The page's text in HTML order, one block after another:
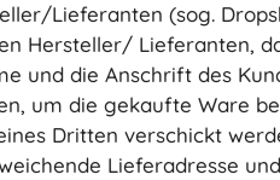
Lieferanten (sog.
Hersteller/ Lieferanten,
und die Anschrift des
um die gekaufte Ware
Dritten verschickt
Lieferadresse